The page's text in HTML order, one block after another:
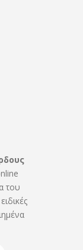
του